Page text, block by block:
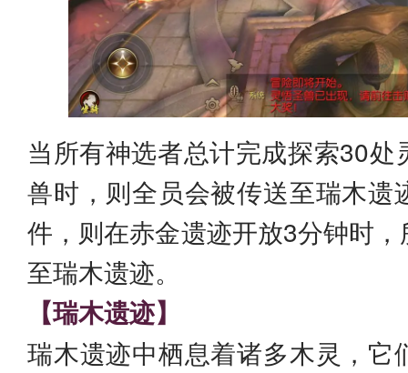
当所有神选者总计完成探索30
兽时，则全员会被传送至瑞木遗
件，则在赤金遗迹开放3分钟时
至瑞木遗迹。
【瑞木遗迹】
瑞木遗迹中栖息着诸多木灵，它